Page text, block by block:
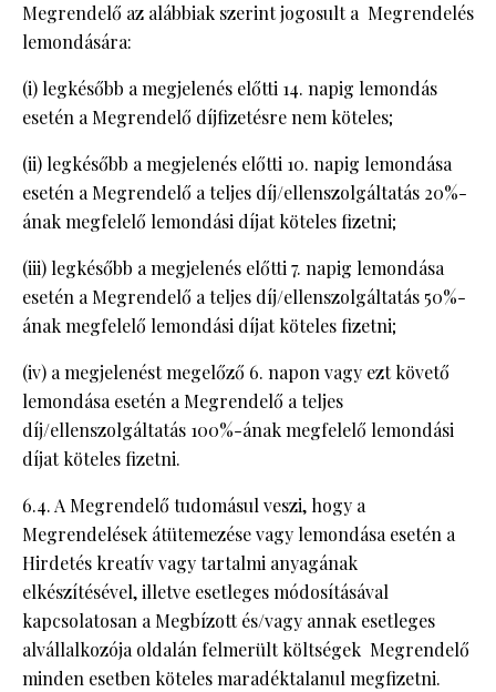
Megrendelő az alábbiak szerint jogosult a Megrendelés
lemondására:
(i) legkésőbb a megjelenés előtti 14. napig lemondás
esetén a Megrendelő díjfizetésre nem köteles;
(ii) legkésőbb a megjelenés előtti 10. napig lemondása
esetén a Megrendelő a teljes díj/ellenszolgáltatás 20%-
ának megfelelő lemondási díjat köteles fizetni;
(iii) legkésőbb a megjelenés előtti 7. napig lemondása
esetén a Megrendelő a teljes díj/ellenszolgáltatás 50%-
ának megfelelő lemondási díjat köteles fizetni;
(iv) a megjelenést megelőző 6. napon vagy ezt követő
lemondása esetén a Megrendelő a teljes
díj/ellenszolgáltatás 100%-ának megfelelő lemondási
díjat köteles fizetni.
6.4. A Megrendelő tudomásul veszi, hogy a
Megrendelések átütemezése vagy lemondása esetén a
Hirdetés kreatív vagy tartalmi anyagának
elkészítésével, illetve esetleges módosításával
kapcsolatosan a Megbízott és/vagy annak esetleges
alvállalkozója oldalán felmerült költségek Megrendelő
minden esetben köteles maradéktalanul megfizetni.